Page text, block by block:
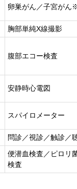
卵巣がん／子宮がん
胸部単純X線撮影
腹部エコー検査
安静時心電図
スパイロメーター
問診／視診／触診／
便潜血検査／ピロリ
検査